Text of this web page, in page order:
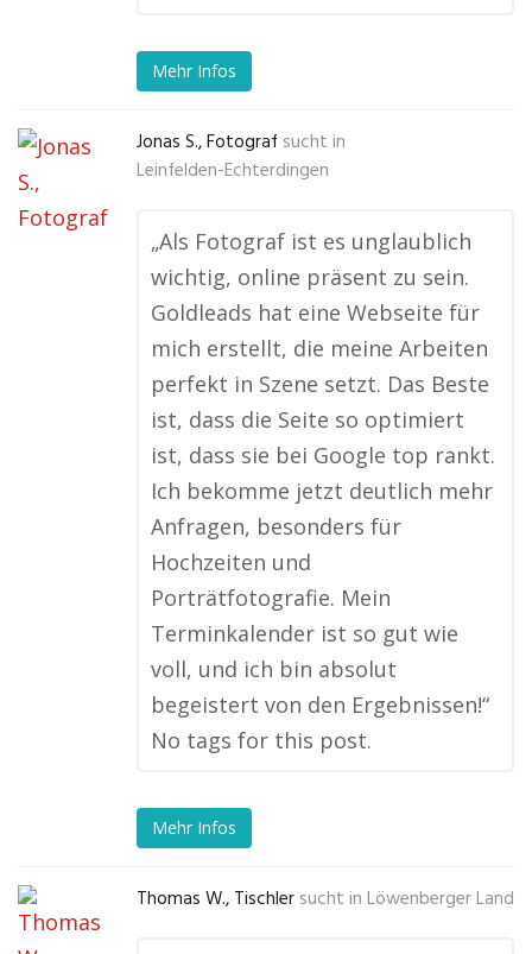
Mehr Infos
Jonas S., Fotograf sucht in
Leinfelden-Echterdingen
„Als Fotograf ist es unglaublich
wichtig, online präsent zu sein.
Goldleads hat eine Webseite für
mich erstellt, die meine Arbeiten
perfekt in Szene setzt. Das Beste
ist, dass die Seite so optimiert
ist, dass sie bei Google top rankt.
Ich bekomme jetzt deutlich mehr
Anfragen, besonders für
Hochzeiten und
Porträtfotografie. Mein
Terminkalender ist so gut wie
voll, und ich bin absolut
begeistert von den Ergebnissen!“
No tags for this post.
Mehr Infos
Thomas W., Tischler sucht in Löwenberger Land